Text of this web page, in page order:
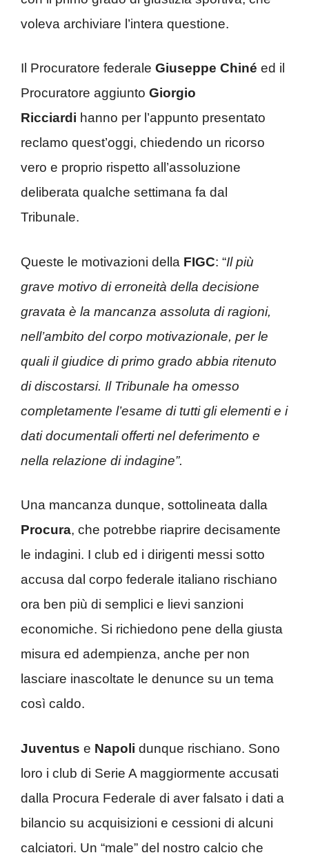
voleva archiviare l’intera questione.
Il Procuratore federale Giuseppe Chiné ed il
Procuratore aggiunto Giorgio
Ricciardi hanno per l’appunto presentato
reclamo quest’oggi, chiedendo un ricorso
vero e proprio rispetto all’assoluzione
deliberata qualche settimana fa dal
Tribunale.
Queste le motivazioni della FIGC: “Il più
grave motivo di erroneità della decisione
gravata è la mancanza assoluta di ragioni,
nell’ambito del corpo motivazionale, per le
quali il giudice di primo grado abbia ritenuto
di discostarsi. Il Tribunale ha omesso
completamente l’esame di tutti gli elementi e i
dati documentali offerti nel deferimento e
nella relazione di indagine”.
Una mancanza dunque, sottolineata dalla
Procura, che potrebbe riaprire decisamente
le indagini. I club ed i dirigenti messi sotto
accusa dal corpo federale italiano rischiano
ora ben più di semplici e lievi sanzioni
economiche. Si richiedono pene della giusta
misura ed adempienza, anche per non
lasciare inascoltate le denunce su un tema
così caldo.
Juventus e Napoli dunque rischiano. Sono
loro i club di Serie A maggiormente accusati
dalla Procura Federale di aver falsato i dati a
bilancio su acquisizioni e cessioni di alcuni
calciatori. Un “male” del nostro calcio che